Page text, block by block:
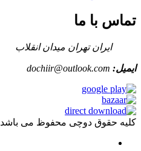
تماس با ما
ایران تهران میدان انقلاب
ایمیل: dochiir@outlook.com
کلیه حقوق دوچی محفوظ می باشد.